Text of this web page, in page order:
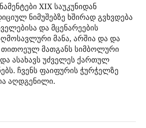
XIX საუკუნიდან
ნიმუშებზე ხშირად გვხვდება
და მცენარეების
მანა, არშია და და
თითოეულ მათგანს სიმბოლური
ასახავს უძველეს ქართულ
ჩვენს ფაიფურის ჭურჭელზე
აღდგენილი.